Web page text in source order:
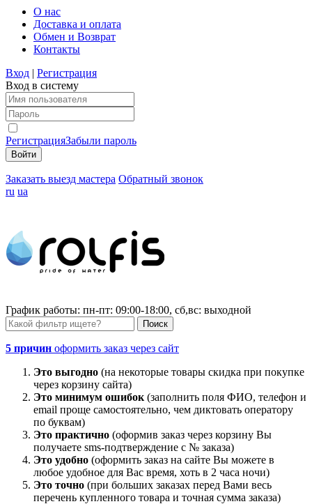
О нас
Доставка и оплата
Обмен и Возврат
Контакты
Вход | Регистрация
Вход в систему
РегистрацияЗабыли пароль
Заказать выезд мастера Обратный звонок
ru ua
График работы: пн-пт: 09:00-18:00, сб,вс: выходной
5 причин оформить заказ через сайт
Это выгодно (на некоторые товары скидка при покупке
через корзину сайта)
Это минимум ошибок (заполнить поля ФИО, телефон и
email проще самостоятельно, чем диктовать оператору
по буквам)
Это практично (оформив заказ через корзину Вы
получаете sms-подтверждение с № заказа)
Это удобно (оформить заказ на сайте Вы можете в
любое удобное для Вас время, хоть в 2 часа ночи)
Это точно (при больших заказах перед Вами весь
перечень купленного товара и точная сумма заказа)